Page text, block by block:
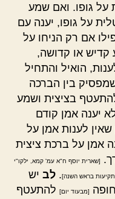
על גופו. ואם שמע
על גופו, יענה עם
אם רק הניחו על
קדיש או קדושה,
הואיל והתחיל
בין הברכה
בציצית ושמע
יענה אמן קודם
לענות אמן על
אמן על ברכת ציצית
[שארית יוסף ח"א עמ' קמא, ילקו"י
בראש השנה]. לב יש
[מבעוד יום] להתעטף